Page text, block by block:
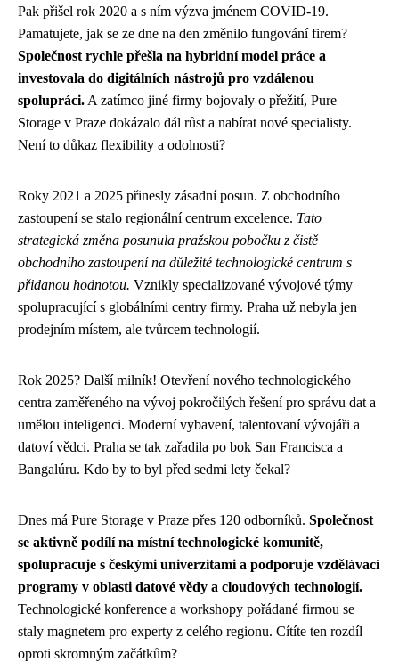
Pak přišel rok 2020 a s ním výzva jménem COVID-19.
Pamatujete, jak se ze dne na den změnilo fungování firem?
Společnost rychle přešla na hybridní model práce a
investovala do digitálních nástrojů pro vzdálenou
spolupráci. A zatímco jiné firmy bojovaly o přežití, Pure
Storage v Praze dokázalo dál růst a nabírat nové specialisty.
Není to důkaz flexibility a odolnosti?
Roky 2021 a 2025 přinesly zásadní posun. Z obchodního
zastoupení se stalo regionální centrum excelence. Tato
strategická změna posunula pražskou pobočku z čistě
obchodního zastoupení na důležité technologické centrum s
přidanou hodnotou. Vznikly specializované vývojové týmy
spolupracující s globálními centry firmy. Praha už nebyla jen
prodejním místem, ale tvůrcem technologií.
Rok 2025? Další milník! Otevření nového technologického
centra zaměřeného na vývoj pokročilých řešení pro správu dat a
umělou inteligenci. Moderní vybavení, talentovaní vývojáři a
datoví vědci. Praha se tak zařadila po bok San Francisca a
Bangalúru. Kdo by to byl před sedmi lety čekal?
Dnes má Pure Storage v Praze přes 120 odborníků. Společnost
se aktivně podílí na místní technologické komunitě,
spolupracuje s českými univerzitami a podporuje vzdělávací
programy v oblasti datové vědy a cloudových technologií.
Technologické konference a workshopy pořádané firmou se
staly magnetem pro experty z celého regionu. Cítíte ten rozdíl
oproti skromným začátkům?